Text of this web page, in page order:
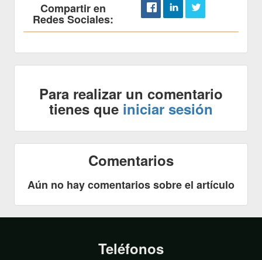
Compartir en
Redes Sociales:
Para realizar un comentario
tienes que iniciar sesión
Comentarios
Aún no hay comentarios sobre el artículo
Teléfonos